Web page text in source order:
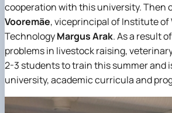
cooperation with this university. Then
Vooremäe, viceprincipal of Institute
TechnologyMargus Arak. As a result
problems in livestock raising,
2-3 students to train this summer and
university, academic curricula and